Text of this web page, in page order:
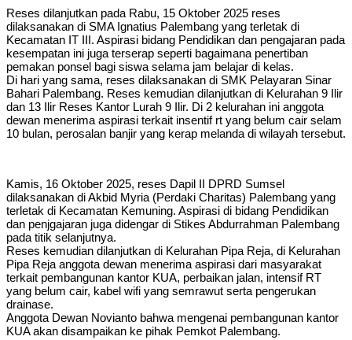
Reses dilanjutkan pada Rabu, 15 Oktober 2025 reses
dilaksanakan di SMA Ignatius Palembang yang terletak di
Kecamatan IT III. Aspirasi bidang Pendidikan dan pengajaran pada
kesempatan ini juga terserap seperti bagaimana penertiban
pemakan ponsel bagi siswa selama jam belajar di kelas.
Di hari yang sama, reses dilaksanakan di SMK Pelayaran Sinar
Bahari Palembang. Reses kemudian dilanjutkan di Kelurahan 9 Ilir
dan 13 Ilir Reses Kantor Lurah 9 Ilir. Di 2 kelurahan ini anggota
dewan menerima aspirasi terkait insentif rt yang belum cair selam
10 bulan, perosalan banjir yang kerap melanda di wilayah tersebut.
Kamis, 16 Oktober 2025, reses Dapil II DPRD Sumsel
dilaksanakan di Akbid Myria (Perdaki Charitas) Palembang yang
terletak di Kecamatan Kemuning. Aspirasi di bidang Pendidikan
dan penjgajaran juga didengar di Stikes Abdurrahman Palembang
pada titik selanjutnya.
Reses kemudian dilanjutkan di Kelurahan Pipa Reja, di Kelurahan
Pipa Reja anggota dewan menerima aspirasi dari masyarakat
terkait pembangunan kantor KUA, perbaikan jalan, intensif RT
yang belum cair, kabel wifi yang semrawut serta pengerukan
drainase.
Anggota Dewan Novianto bahwa mengenai pembangunan kantor
KUA akan disampaikan ke pihak Pemkot Palembang.